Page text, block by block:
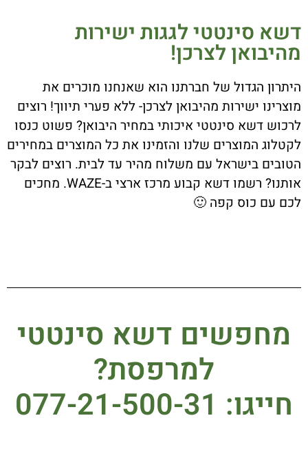
דשא סינטטי לגגות ישירות
מהיבואן לצרכן!
היתרון הגדול של חברתנו הוא שאנחנו מוכרים את
מוצרינו ישירות מהיבואן לצרכן- ללא פערי תיווך! רוצים
לרכוש דשא סינטטי איכותי במחיר היבואן? פשוט כנסו
לקטלוג המוצרים שלנו והזמינו את כל המוצרים במחירים
הטובים בישראל עם משלוח מהיר עד לבית. רוצים לבקר
אותנו? רשמו דשא קבוע מרכז ארצי ב-WAZE. מחכים
לכם עם כוס קפה 🙂
מחפשים דשא סינטטי
למרפסת?
חייגו: 077-21-500-31